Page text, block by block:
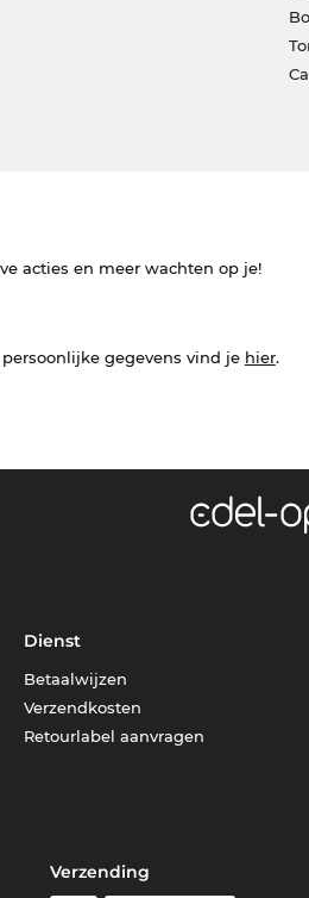
acties en meer wachten op je!
gegevens vind je hier.
Dienst
Betaalwijzen
Verzendkosten
Retourlabel aanvragen
Verzending